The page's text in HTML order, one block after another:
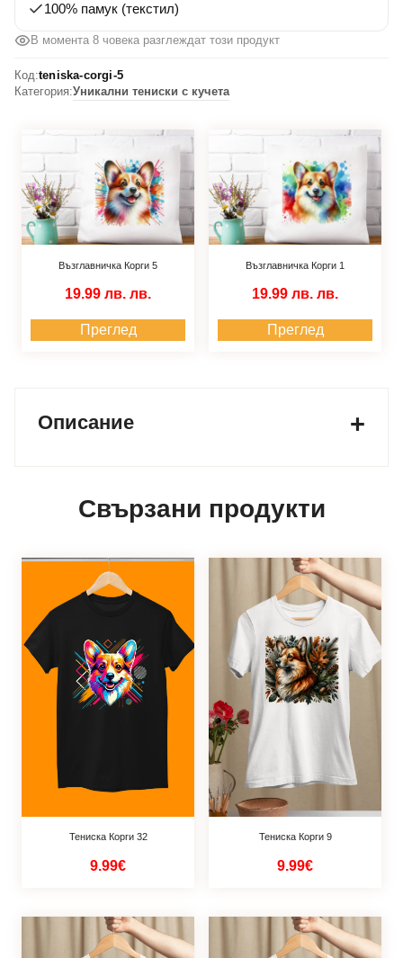
100% памук (текстил)
В момента 8 човека разглеждат този продукт
Код:teniska-corgi-5
Категория:Уникални тениски с кучета
Възглавничка Корги 5
19.99 лв. лв.
Преглед
Възглавничка Корги 1
19.99 лв. лв.
Преглед
Описание
Свързани продукти
Тениска Корги 32
9.99€
Тениска Корги 9
9.99€